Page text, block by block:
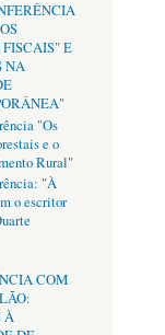
FISCAIS" E
NA
"Os
e o
Rural"
"À
o escritor
COM
À